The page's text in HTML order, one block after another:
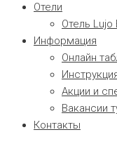
Отели
Отель Lujo
Информация
Онлайн
Акции и
Вакансии
Контакты